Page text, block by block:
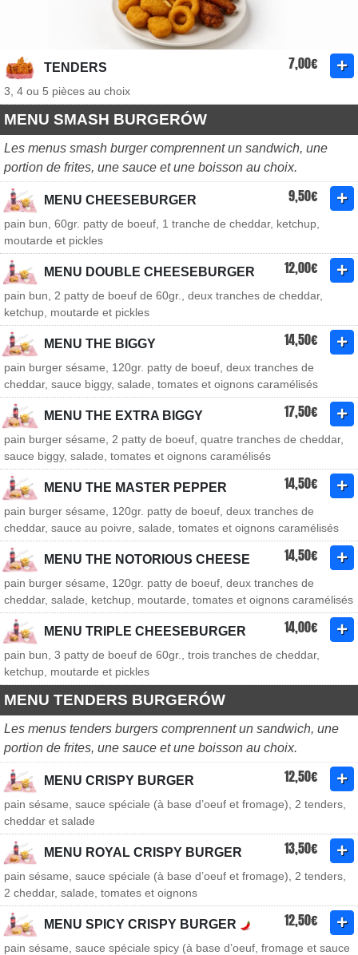
TENDERS 7,00€
3, 4 ou 5 pièces au choix
MENU SMASH BURGERÓW
Les menus smash burger comprennent un sandwich, une
portion de frites, une sauce et une boisson au choix.
MENU CHEESEBURGER 9,50€
pain bun, 60gr. patty de boeuf, 1 tranche de cheddar, ketchup,
moutarde et pickles
MENU DOUBLE CHEESEBURGER 12,00€
pain bun, 2 patty de boeuf de 60gr., deux tranches de cheddar,
ketchup, moutarde et pickles
MENU THE BIGGY 14,50€
pain burger sésame, 120gr. patty de boeuf, deux tranches de
cheddar, sauce biggy, salade, tomates et oignons caramélisés
MENU THE EXTRA BIGGY 17,50€
pain burger sésame, 2 patty de boeuf, quatre tranches de cheddar,
sauce biggy, salade, tomates et oignons caramélisés
MENU THE MASTER PEPPER 14,50€
pain burger sésame, 120gr. patty de boeuf, deux tranches de
cheddar, sauce au poivre, salade, tomates et oignons caramélisés
MENU THE NOTORIOUS CHEESE 14,50€
pain burger sésame, 120gr. patty de boeuf, deux tranches de
cheddar, salade, ketchup, moutarde, tomates et oignons caramélisés
MENU TRIPLE CHEESEBURGER 14,00€
pain bun, 3 patty de boeuf de 60gr., trois tranches de cheddar,
ketchup, moutarde et pickles
MENU TENDERS BURGERÓW
Les menus tenders burgers comprennent un sandwich, une
portion de frites, une sauce et une boisson au choix.
MENU CRISPY BURGER 12,50€
pain sésame, sauce spéciale (à base d’oeuf et fromage), 2 tenders,
cheddar et salade
MENU ROYAL CRISPY BURGER 13,50€
pain sésame, sauce spéciale (à base d’oeuf et fromage), 2 tenders,
2 cheddar, salade, tomates et oignons
MENU SPICY CRISPY BURGER 12,50€
pain sésame, sauce spéciale spicy (à base d’oeuf, fromage et sauce